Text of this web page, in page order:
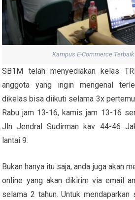
Kampus E-Commerce
SB1M telah menyediakan kelas
anggota yang ingin mengenal
dikelas bisa diikuti selama 3x
Rabu jam 13-16, kamis jam 13-16
Jln Jendral Sudirman kav 44-46
lantai 9.
Bukan hanya itu saja, anda juga akan
online yang akan dikirim via email
selama 2 tahun. Untuk mendaparkan